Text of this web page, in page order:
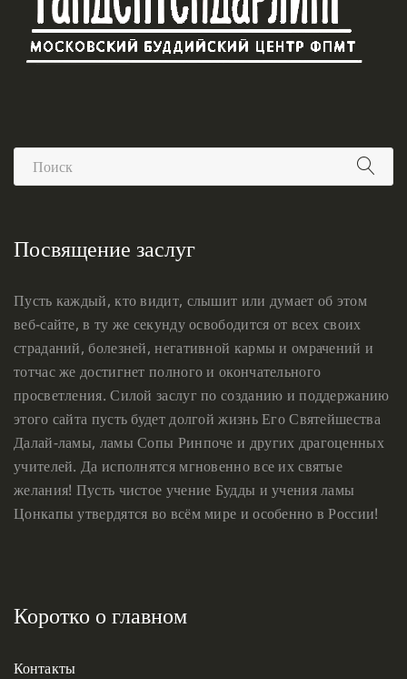
Посвящение заслуг
Пусть каждый, кто видит, слышит или думает об этом
веб-сайте, в ту же секунду освободится от всех своих
страданий, болезней, негативной кармы и омрачений и
тотчас же достигнет полного и окончательного
просветления. Силой заслуг по созданию и поддержанию
этого сайта пусть будет долгой жизнь Его Святейшества
Далай-ламы, ламы Сопы Ринпоче и других драгоценных
учителей. Да исполнятся мгновенно все их святые
желания! Пусть чистое учение Будды и учения ламы
Цонкапы утвердятся во всём мире и особенно в России!
Коротко о главном
Контакты